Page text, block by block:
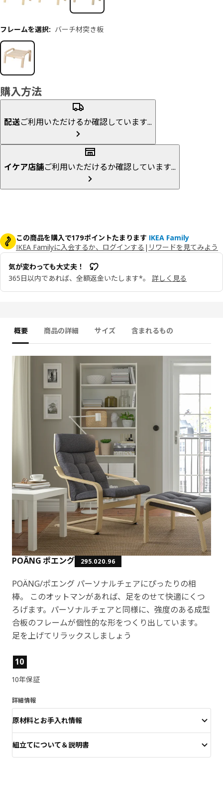
フレームを選択: バーチ材突き板
購入方法
配送ご利用いただけるか確認しています...
イケア店舗ご利用いただけるか確認しています...
この商品を購入で179ポイントたまります IKEA Family
IKEA Familyに入会するか、ログインする | リワードを見てみよう
気が変わっても大丈夫！
365日以内であれば、全額返金いたします*。
詳しく見る
概要 商品の詳細 サイズ 含まれるもの
POÄNG ポエング 295.020.96
POÄNG/ポエング パーソナルチェアにぴったりの相
棒。 このオットマンがあれば、足をのせて快適にくつ
ろげます。パーソナルチェアと同様に、強度のある成型
合板のフレームが個性的な形をつくり出しています。
足を上げてリラックスしましょう
製品の特徴
10
10年保証
詳細情報
原材料とお手入れ情報
組立てについて＆説明書